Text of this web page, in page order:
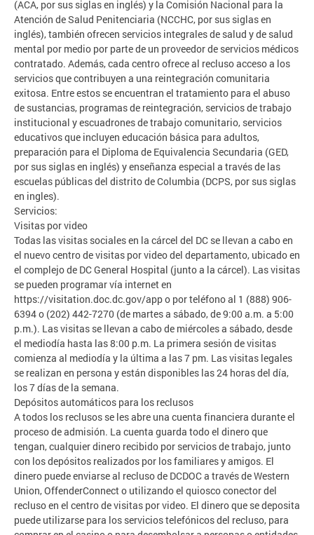
(ACA, por sus siglas en inglés) y la Comisión Nacional para la
Atención de Salud Penitenciaria (NCCHC, por sus siglas en
inglés), también ofrecen servicios integrales de salud y de salud
mental por medio por parte de un proveedor de servicios médicos
contratado. Además, cada centro ofrece al recluso acceso a los
servicios que contribuyen a una reintegración comunitaria
exitosa. Entre estos se encuentran el tratamiento para el abuso
de sustancias, programas de reintegración, servicios de trabajo
institucional y escuadrones de trabajo comunitario, servicios
educativos que incluyen educación básica para adultos,
preparación para el Diploma de Equivalencia Secundaria (GED,
por sus siglas en inglés) y enseñanza especial a través de las
escuelas públicas del distrito de Columbia (DCPS, por sus siglas
en ingles).
Servicios:
Visitas por video
Todas las visitas sociales en la cárcel del DC se llevan a cabo en
el nuevo centro de visitas por video del departamento, ubicado en
el complejo de DC General Hospital (junto a la cárcel). Las visitas
se pueden programar vía internet en
https://visitation.doc.dc.gov/app o por teléfono al 1 (888) 906-
6394 o (202) 442-7270 (de martes a sábado, de 9:00 a.m. a 5:00
p.m.). Las visitas se llevan a cabo de miércoles a sábado, desde
el mediodía hasta las 8:00 p.m. La primera sesión de visitas
comienza al mediodía y la última a las 7 pm. Las visitas legales
se realizan en persona y están disponibles las 24 horas del día,
los 7 días de la semana.
Depósitos automáticos para los reclusos
A todos los reclusos se les abre una cuenta financiera durante el
proceso de admisión. La cuenta guarda todo el dinero que
tengan, cualquier dinero recibido por servicios de trabajo, junto
con los depósitos realizados por los familiares y amigos. El
dinero puede enviarse al recluso de DCDOC a través de Western
Union, OffenderConnect o utilizando el quiosco conector del
recluso en el centro de visitas por video. El dinero que se deposita
puede utilizarse para los servicios telefónicos del recluso, para